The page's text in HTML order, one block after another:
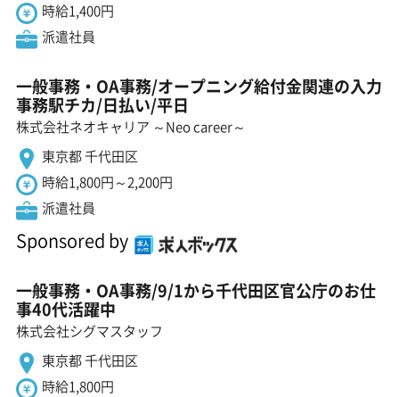
時給1,400円
派遣社員
一般事務・OA事務/オープニング給付金関連の入力
事務駅チカ/日払い/平日
株式会社ネオキャリア ～Neo career～
東京都 千代田区
時給1,800円～2,200円
派遣社員
Sponsored by
一般事務・OA事務/9/1から千代田区官公庁のお仕
事40代活躍中
株式会社シグマスタッフ
東京都 千代田区
時給1,800円